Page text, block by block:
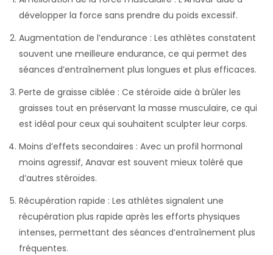
développer la force sans prendre du poids excessif.
Augmentation de l’endurance : Les athlètes constatent
souvent une meilleure endurance, ce qui permet des
séances d’entraînement plus longues et plus efficaces.
Perte de graisse ciblée : Ce stéroïde aide à brûler les
graisses tout en préservant la masse musculaire, ce qui
est idéal pour ceux qui souhaitent sculpter leur corps.
Moins d’effets secondaires : Avec un profil hormonal
moins agressif, Anavar est souvent mieux toléré que
d’autres stéroïdes.
Récupération rapide : Les athlètes signalent une
récupération plus rapide après les efforts physiques
intenses, permettant des séances d’entraînement plus
fréquentes.